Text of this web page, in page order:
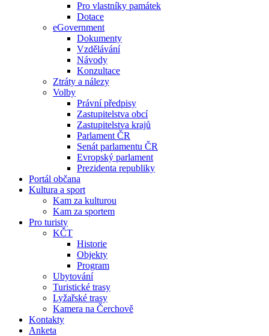
Pro vlastníky památek
Dotace
eGovernment
Dokumenty
Vzdělávání
Návody
Konzultace
Ztráty a nálezy
Volby
Právní předpisy
Zastupitelstva obcí
Zastupitelstva krajů
Parlament ČR
Senát parlamentu ČR
Evropský parlament
Prezidenta republiky
Portál občana
Kultura a sport
Kam za kulturou
Kam za sportem
Pro turisty
KČT
Historie
Objekty
Program
Ubytování
Turistické trasy
Lyžařské trasy
Kamera na Čerchově
Kontakty
Anketa